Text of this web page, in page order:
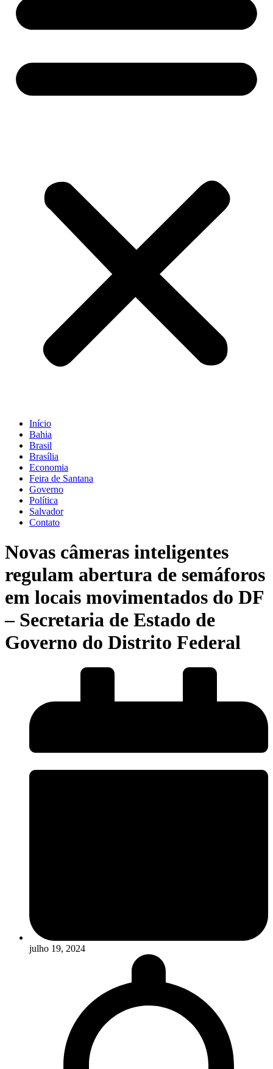
Início
Bahia
Brasil
Brasília
Economia
Feira de Santana
Governo
Política
Salvador
Contato
Novas câmeras inteligentes
regulam abertura de semáforos
em locais movimentados do DF
– Secretaria de Estado de
Governo do Distrito Federal
julho 19, 2024